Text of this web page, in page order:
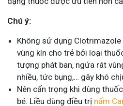
Chú ý:
Không sử dụng
vùng kín cho trẻ bởi loại
tượng phát ban, ngứa rát
nhiều, tức bụng,… gây khó
Nên cẩn trọng khi dùng
bé. Liều dùng điều trị nấm